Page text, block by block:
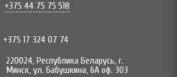
+375 44 75 75 518
+375 17 324 07 74
220024, Республика Беларусь, г.
Минск, ул. Бабушкина, 6А оф. 303